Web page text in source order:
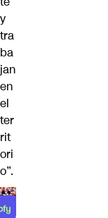
y
tra
ba
jan
en
el
ter
rit
ori
o”.